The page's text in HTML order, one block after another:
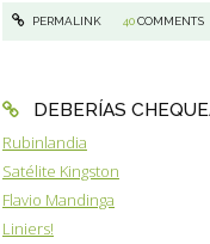
PERMALINK 40COMMENTS
DEBERÍAS
Rubinlandia
Satélite Kingston
Flavio Mandinga
Liniers!